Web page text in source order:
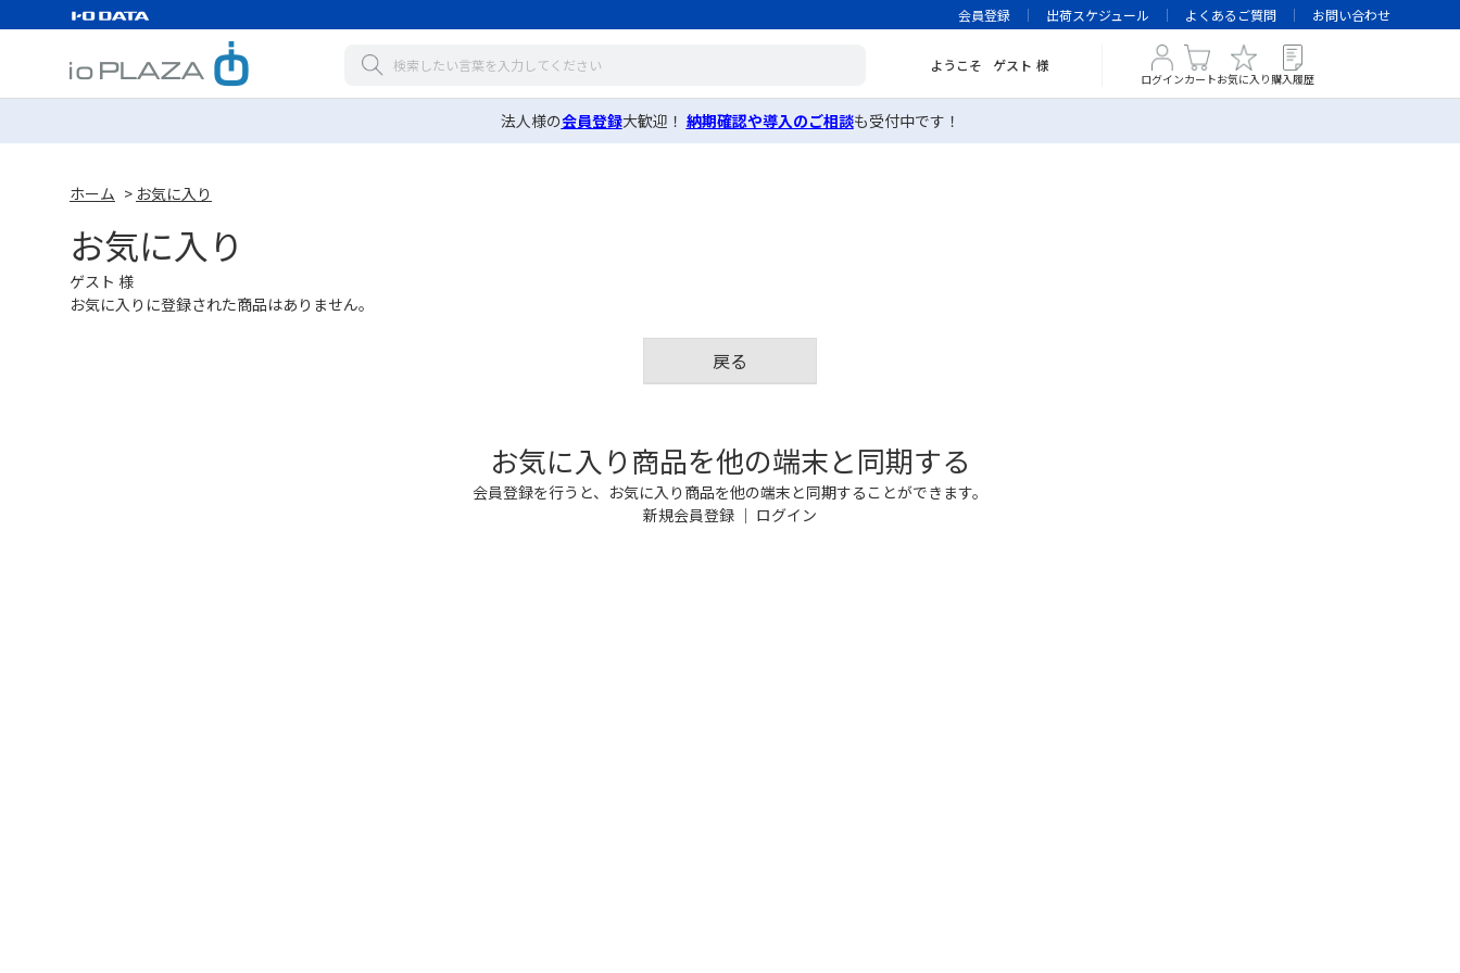
会員登録 出荷スケジュール よくあるご質問 お問い合わせ
ようこそ ゲスト 様
ログインカートお気に入り 購入履歴
法人様の会員登録大歓迎！ 納期確認や導入のご相談も受付中です！
ホーム > お気に入り
お気に入り
ゲスト 様
お気に入りに登録された商品はありません。
戻る
お気に入り商品を他の端末と同期する
会員登録を行うと、お気に入り商品を他の端末と同期することができます。
新規会員登録 ｜ ログイン